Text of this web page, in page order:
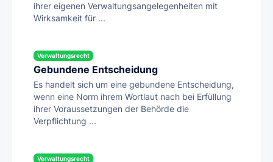
ihrer eigenen Verwaltungsangelegenheiten mit
Wirksamkeit für ...
Verwaltungsrecht
Gebundene Entscheidung
Es handelt sich um eine gebundene Entscheidung,
wenn eine Norm ihrem Wortlaut nach bei Erfüllung
ihrer Voraussetzungen der Behörde die
Verpflichtung ...
Verwaltungsrecht